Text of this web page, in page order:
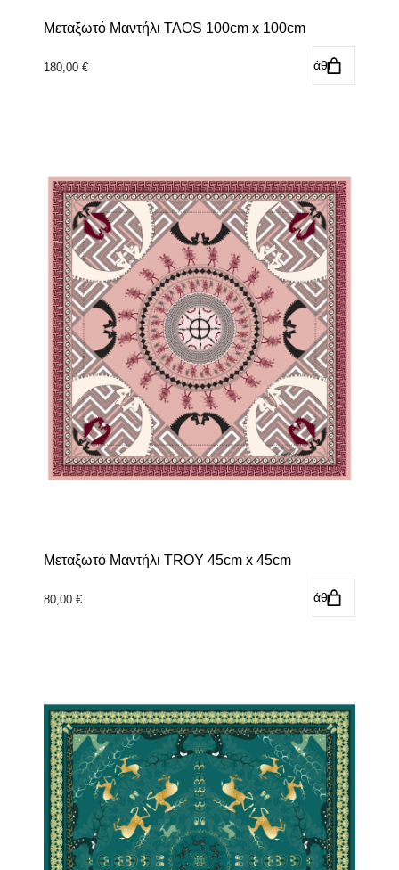
Μεταξωτό Μαντήλι TAOS 100cm x 100cm
180,00 € Προσθήκη στο καλάθι
Μεταξωτό Μαντήλι TROY 45cm x 45cm
80,00 € Προσθήκη στο καλάθι